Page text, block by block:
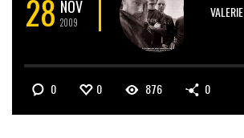
28 NOV
2009
VALERIE
0 0 876 0